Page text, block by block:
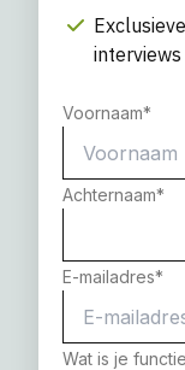
Voornaam*
Achternaam*
E-mailadres*
Wat is je